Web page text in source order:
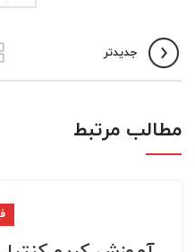
جدیدتر
مطالب مرتبط